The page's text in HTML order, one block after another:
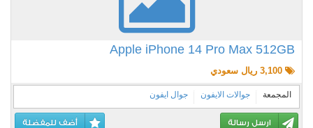
Apple iPhone 14 Pro Max 512GB
المجمعة جوالات الايفون جوال ايفون
ارسل رسالة أضف للمفضلة